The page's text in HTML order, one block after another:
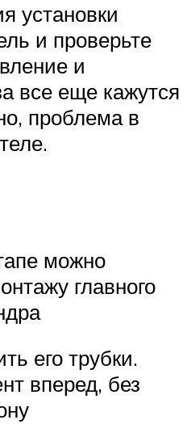
установки
и проверьте
и
все еще кажутся
проблема в
можно
главного
его трубки.
вперед, без